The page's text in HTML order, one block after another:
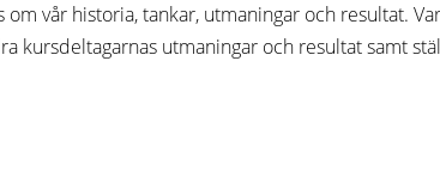
vår historia, tankar, utmaningar och resultat.
kursdeltagarnas utmaningar och resultat samt